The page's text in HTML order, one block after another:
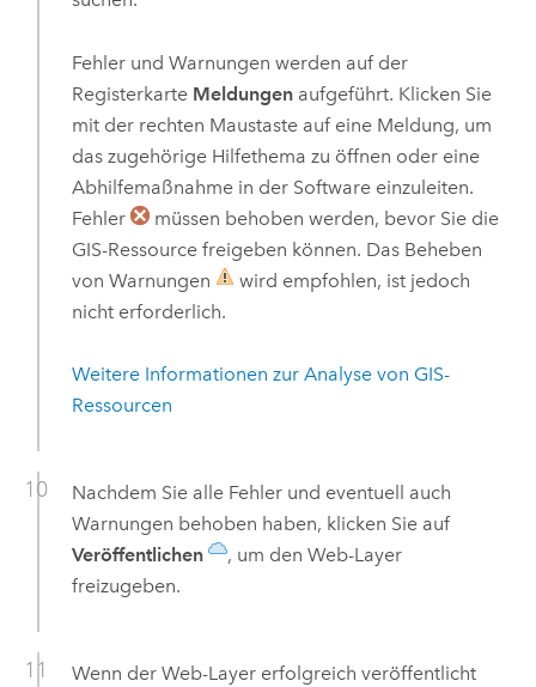
Fehler und Warnungen werden auf der
Registerkarte Meldungenaufgeführt. Klicken Sie
mit der rechten Maustaste auf eine Meldung, um
das zugehörige Hilfethema zu öffnen oder eine
Abhilfemaßnahme in der Software einzuleiten.
Fehler
müssen behoben werden, bevor Sie die
GIS-Ressource freigeben können. Das Beheben
von Warnungen
wird empfohlen, ist jedoch
nicht erforderlich.
Weitere Informationen zur Analyse von GIS-
Ressourcen
Nachdem Sie alle Fehler und eventuell auch
Warnungen behoben haben, klicken Sie auf
Veröffentlichen
, um den Web-Layer
freizugeben.
Wenn der Web-Layer erfolgreich veröffentlicht